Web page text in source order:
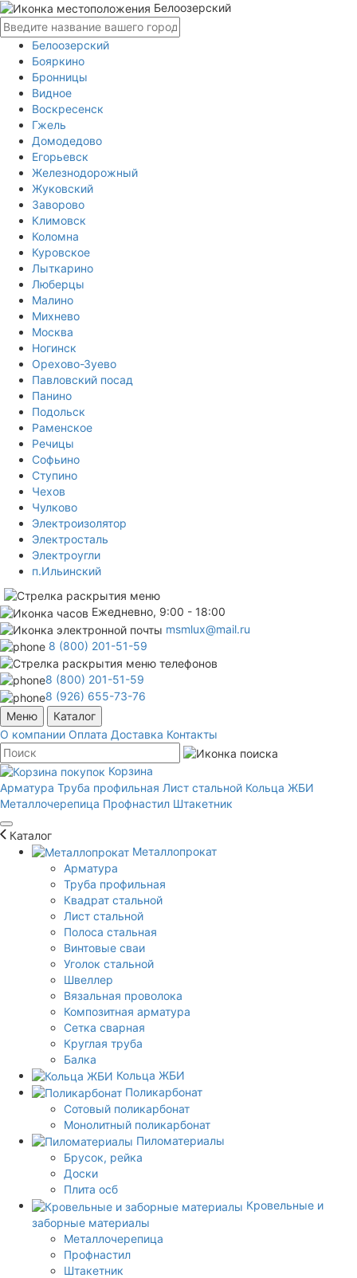
Белоозерский
Белоозерский
Бояркино
Бронницы
Видное
Воскресенск
Гжель
Домодедово
Егорьевск
Железнодорожный
Жуковский
Заворово
Климовск
Коломна
Куровское
Лыткарино
Люберцы
Малино
Михнево
Москва
Ногинск
Орехово-Зуево
Павловский посад
Панино
Подольск
Раменское
Речицы
Софьино
Ступино
Чехов
Чулково
Электроизолятор
Электросталь
Электроугли
п.Ильинский
Ежедневно, 9:00 - 18:00
msmlux@mail.ru
8 (800) 201-51-59
8 (800) 201-51-59
8 (926) 655-73-76
Меню
Каталог
О компании Оплата Доставка Контакты
Корзина
Арматура Труба профильная Лист стальной Кольца ЖБИ
Металлочерепица Профнастил Штакетник
Каталог
Металлопрокат
Арматура
Труба профильная
Квадрат стальной
Лист стальной
Полоса стальная
Винтовые сваи
Уголок стальной
Швеллер
Вязальная проволока
Композитная арматура
Сетка сварная
Круглая труба
Балка
Кольца ЖБИ
Поликарбонат
Сотовый поликарбонат
Монолитный поликарбонат
Пиломатериалы
Брусок, рейка
Доски
Плита осб
Кровельные и
заборные материалы
Металлочерепица
Профнастил
Штакетник